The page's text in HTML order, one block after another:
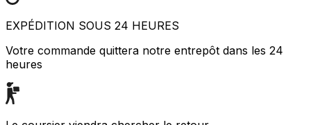
EXPÉDITION SOUS 24 HEURES
Votre commande quittera notre entrepôt dans les 24
heures